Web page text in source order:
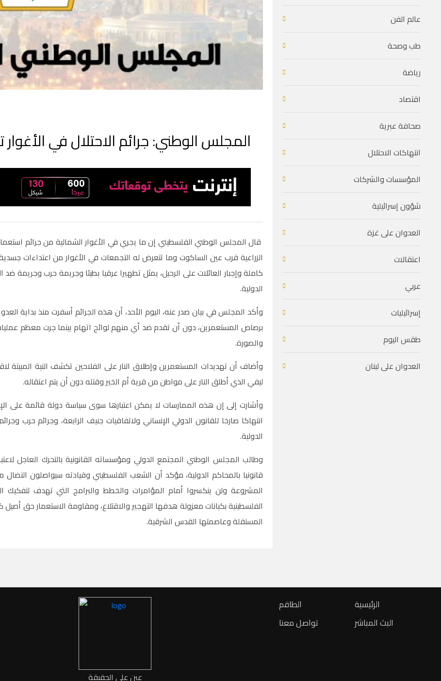
المجلس الوطني: جرائم الاحتلال في
قال المجلس الوطني الفلسطيني إن ما يجري في الأغوار الشمالية من جرائم
الزراعية قرب عين الساكوت وما تتعرض له التجمعات في الأغوار من اعتداءات
كاملة وإجبار العائلات على الرحيل، يمثل تطهيرا عرقيا بطيئا وجريمة حرب وجريمة
الدولية.
برصاص المستعمرين، دون أن تقدم ضد أي منهم لوائح اتهام بينما جرت معظم
والصورة.
وأضاف أن تهديدات المستعمرين وإطلاق النار على الفلاحين تكشف النية المبيتة
ليفي الذي أطلق النار على مواطن من قرية أم الخير وقتله دون أن يتم اعتقاله.
وأشارت إلى إن هذه الممارسات لا يمكن اعتبارها سوى سياسة دولة قائمة على
انتهاكا صارخا للقانون الدولي الإنساني ولاتفاقيات جنيف الرابعة، وجرائم حرب
الدولية.
وطالب المجلس الوطني المجتمع الدولي ومؤسساته القانونية بالتحرك العاجل
قانونيا بالمحاكم الدولية، مؤكد أن الشعب الفلسطيني وقيادته سيواصلون
المشروعة ولن ينكسروا أمام المؤامرات والخطط والبرامج التي تهدف
الفلسطينية بكيانات معزولة هدفها التهجير والاقتلاع، ومقاومة الاستعمار حق أصيل
المستقلة وعاصمتها القدس الشرقية.
عالم الفن
طب وصحة
رياضة
اقتصاد
صحافة عبرية
انتهاكات الاحتلال
المؤسسات والشركات
شؤون إسرائيلية
العدوان على غزة
اعتقالات
عربي
إسرائيليات
طقس اليوم
العدوان على لبنان
عين على الحقيقة
الطاقم
تواصل معنا
الرئيسية
البث المباشر